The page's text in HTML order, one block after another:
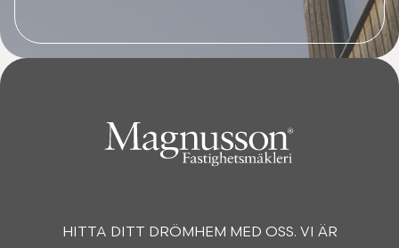
HITTA DITT DRÖMHEM MED OSS. VI ÄR